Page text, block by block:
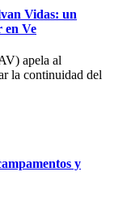
Vidas: un
en Ve
apela al
la continuidad del
y